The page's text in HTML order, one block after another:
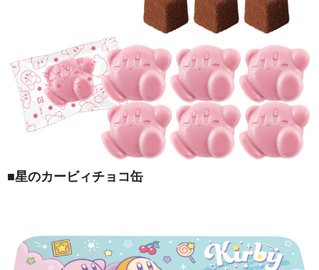
■星のカービィチョコ缶